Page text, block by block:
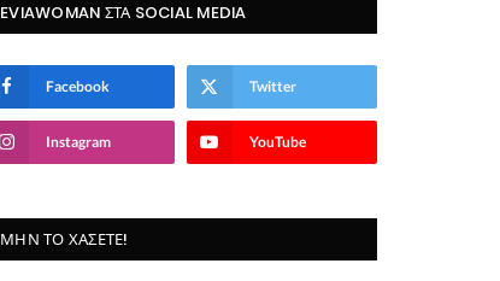
EVIAWOMAN ΣΤΑ SOCIAL MEDIA
Facebook Twitter
Instagram YouTube
ΜΗΝ ΤΟ ΧΆΣΕΤΕ!